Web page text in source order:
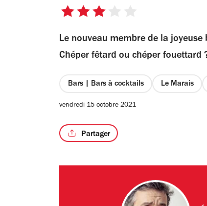
3
5
étoiles
Le nouveau membre de la
Chéper fêtard ou chéper fouettard
Bars | Bars à cocktails Le Marais
vendredi 15 octobre 2021
Partager